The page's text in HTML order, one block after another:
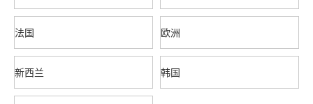
法国 欧洲
新西兰 韩国